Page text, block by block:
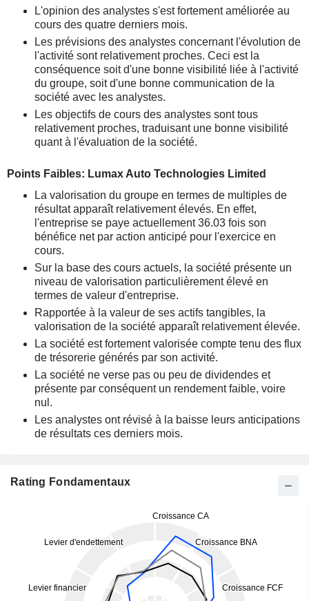
L'opinion des analystes s'est fortement améliorée au
cours des quatre derniers mois.
Les prévisions des analystes concernant l'évolution de
l'activité sont relativement proches. Ceci est la
conséquence soit d'une bonne visibilité liée à l'activité
du groupe, soit d'une bonne communication de la
société avec les analystes.
Les objectifs de cours des analystes sont tous
relativement proches, traduisant une bonne visibilité
quant à l'évaluation de la société.
Points Faibles: Lumax Auto Technologies Limited
La valorisation du groupe en termes de multiples de
résultat apparaît relativement élevés. En effet,
l'entreprise se paye actuellement 36.03 fois son
bénéfice net par action anticipé pour l'exercice en
cours.
Sur la base des cours actuels, la société présente un
niveau de valorisation particulièrement élevé en
termes de valeur d'entreprise.
Rapportée à la valeur de ses actifs tangibles, la
valorisation de la société apparaît relativement élevée.
La société est fortement valorisée compte tenu des flux
de trésorerie générés par son activité.
La société ne verse pas ou peu de dividendes et
présente par conséquent un rendement faible, voire
nul.
Les analystes ont révisé à la baisse leurs anticipations
de résultats ces derniers mois.
Rating Fondamentaux